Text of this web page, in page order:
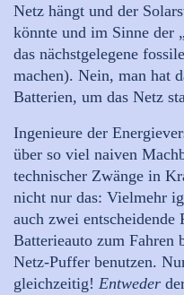
Netz hängt und der
könnte und im Sinne der
das nächstgelegene
machen). Nein, man hat
Batterien, um das Netz
Ingenieure der
über so viel naiven
technischer Zwänge in
nicht nur das: Vielmehr
auch zwei entscheidende
Batterieauto zum Fahren
Netz-Puffer benutzen.
gleichzeitig! Entweder